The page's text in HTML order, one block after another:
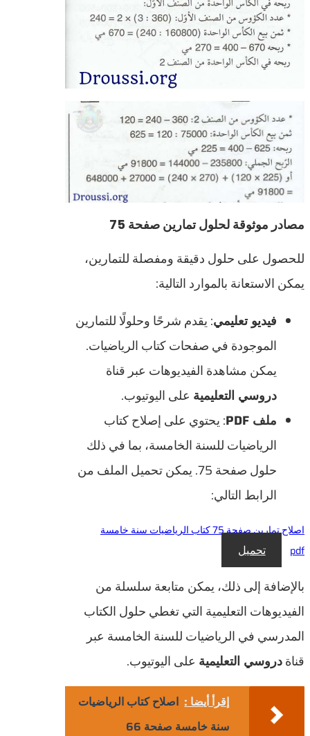
مصادر موثوقة لحلول تمارين صفحة 75
للحصول على حلول دقيقة ومفصلة للتمارين،
يمكن الاستعانة بالموارد التالية:
فيديو تعليمي: يقدم شرحًا وحلولًا للتمارين
الموجودة في صفحات كتاب الرياضيات.
يمكن مشاهدة الفيديوهات عبر قناة
دروسي التعليمية على اليوتيوب.
ملف PDF
: يحتوي على إصلاح كتاب
الرياضيات للسنة الخامسة، بما في ذلك
حلول صفحة 75. يمكن تحميل الملف من
الرابط التالي:
اصلاح تمارين صفحة 75 كتاب الرياضيات سنة خامسة
pdf
تحميل
بالإضافة إلى ذلك، يمكن متابعة سلسلة من
الفيديوهات التعليمية التي تغطي حلول الكتاب
المدرسي في الرياضيات للسنة الخامسة عبر
قناةدروسي التعليمية على اليوتيوب.
إقرأ أيضا : اصلاح كتاب الرياضيات
سنة خامسة صفحة 66